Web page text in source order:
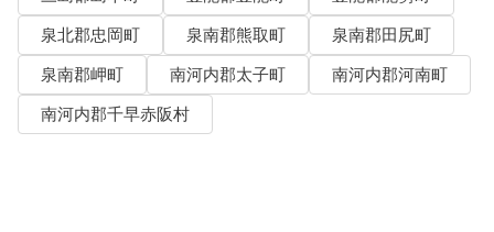
泉北郡忠岡町
泉南郡熊取町
泉南郡田尻町
泉南郡岬町
南河内郡太子町
南河内郡河南町
南河内郡千早赤阪村